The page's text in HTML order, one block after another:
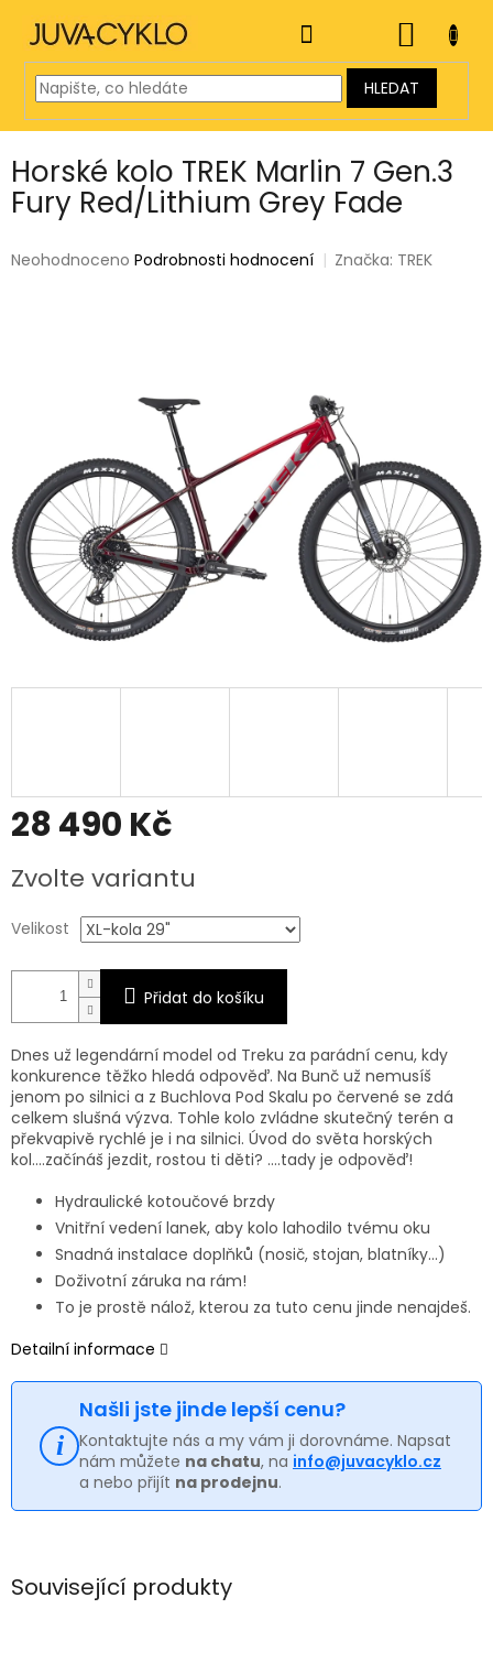
obsah
HLEDAT
KOŠÍK
Horské kolo TREK Marlin 7 Gen.3
Fury Red/Lithium Grey Fade
Průměrné
Neohodnoceno Podrobnosti hodnocení Značka: TREK
28 490 Kč
cena:
Zvolte variantu
Velikost
Přidat do košíku
Dnes už legendární model od Treku za parádní cenu, kdy
konkurence těžko hledá odpověď. Na Bunč už nemusíš
jenom po silnici a z Buchlova Pod Skalu po červené se zdá
celkem slušná výzva. Tohle kolo zvládne skutečný terén a
překvapivě rychlé je i na silnici. Úvod do světa horských
kol….začínáš jezdit, rostou ti děti? ….tady je odpověď!
Hydraulické kotoučové brzdy
Vnitřní vedení lanek, aby kolo lahodilo tvému oku
Snadná instalace doplňků (nosič, stojan, blatníky…)
Doživotní záruka na rám!
To je prostě nálož, kterou za tuto cenu jinde nenajdeš.
Detailní informace
Našli jste jinde lepší cenu?
Kontaktujte nás a my vám ji dorovnáme. Napsat
nám můžete na chatu, na info@juvacyklo.cz
a nebo přijít na prodejnu.
Související produkty